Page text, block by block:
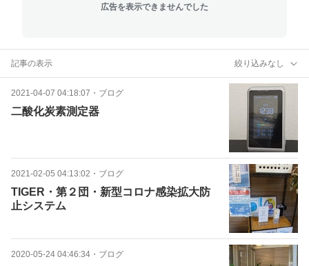
広告を表示できませんでした
記事の表示 絞り込みなし
2021-04-07 04:18:07 ・ ブログ
二酸化炭素測定器
2021-02-05 04:13:02 ・ ブログ
TIGER・第２団・新型コロナ感染拡大防
止システム
2020-05-24 04:46:34 ・ ブログ